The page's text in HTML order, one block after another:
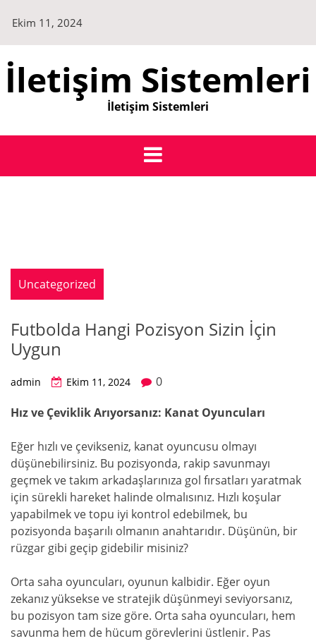
content
Ekim 11, 2024
İletişim Sistemleri
İletişim Sistemleri
Uncategorized
Futbolda Hangi Pozisyon Sizin İçin
Uygun
admin Ekim 11, 2024
0
Hız ve Çeviklik Arıyorsanız: Kanat Oyuncuları
Eğer hızlı ve çevikseniz, kanat oyuncusu olmayı
düşünebilirsiniz. Bu pozisyonda, rakip savunmayı
geçmek ve takım arkadaşlarınıza gol fırsatları yaratmak
için sürekli hareket halinde olmalısınız. Hızlı koşular
yapabilmek ve topu iyi kontrol edebilmek, bu
pozisyonda başarılı olmanın anahtarıdır. Düşünün, bir
rüzgar gibi geçip gidebilir misiniz?
Orta saha oyuncuları, oyunun kalbidir. Eğer oyun
zekanız yüksekse ve stratejik düşünmeyi seviyorsanız,
bu pozisyon tam size göre. Orta saha oyuncuları, hem
savunma hem de hücum görevlerini üstlenir. Pas